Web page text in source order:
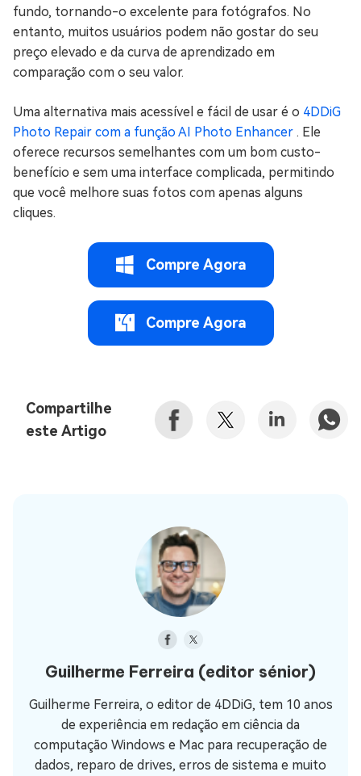
fundo, tornando-o excelente para fotógrafos. No
entanto, muitos usuários podem não gostar do seu
preço elevado e da curva de aprendizado em
comparação com o seu valor.
Uma alternativa mais acessível e fácil de usar é o 4DDiG
Photo Repair com a função AI Photo Enhancer . Ele
oferece recursos semelhantes com um bom custo-
benefício e sem uma interface complicada, permitindo
que você melhore suas fotos com apenas alguns
cliques.
Compre Agora
Compre Agora
Compartilhe
este Artigo
Guilherme Ferreira (editor sénior)
Guilherme Ferreira, o editor de 4DDiG, tem 10 anos
de experiência em redação em ciência da
computação Windows e Mac para recuperação de
dados, reparo de drives, erros de sistema e muito